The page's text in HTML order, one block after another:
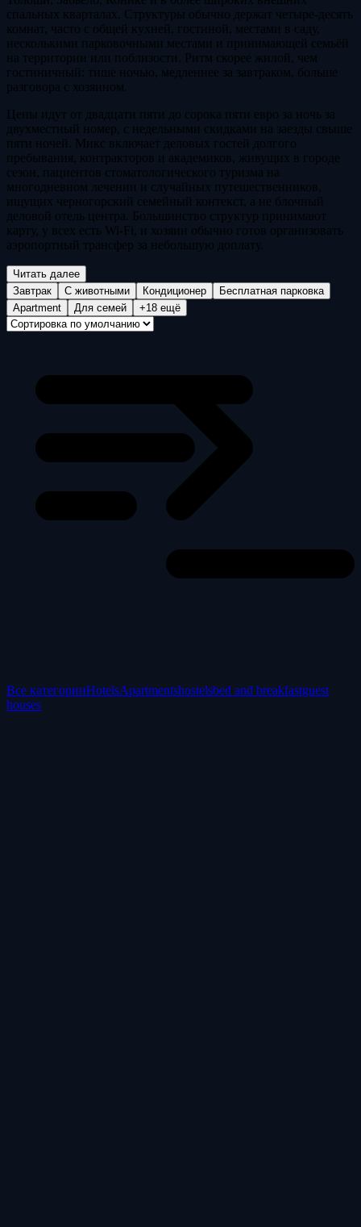
спальных кварталах. Структуры обычно держат четыре-десять
комнат, часто с общей кухней, гостиной, местами в саду,
несколькими парковочными местами и принимающей семьёй
на территории или поблизости. Ритм скорее жилой, чем
гостиничный: тише ночью, медленнее за завтраком, больше
разговора с хозяином.
Цены идут от двадцати пяти до сорока пяти евро за ночь за
двухместный номер, с недельными скидками на заезды свыше
пяти ночей. Микс включает деловых гостей долгого
пребывания, контракторов и академиков, живущих в городе
сезон, пациентов стоматологического туризма на
многодневном лечении и случайных путешественников,
ищущих черногорский семейный контекст, а не блочный
деловой отель центра. Большинство структур принимают
карту, у всех есть Wi-Fi, и хозяин обычно готов организовать
аэропортный трансфер за небольшую доплату.
Читать далее
Завтрак
С животными Кондиционер
Бесплатная парковка
Apartment
Для семей +18 ещё
Все категорииHotelsApartmentshostelsbed and breakfastguest
houses